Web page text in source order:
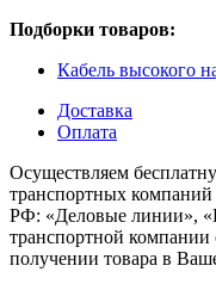
Подборки товаров:
Кабель высокого
Доставка
Оплата
Осуществляем
транспортных
РФ: «Деловые линии»,
транспортной
получении товара в